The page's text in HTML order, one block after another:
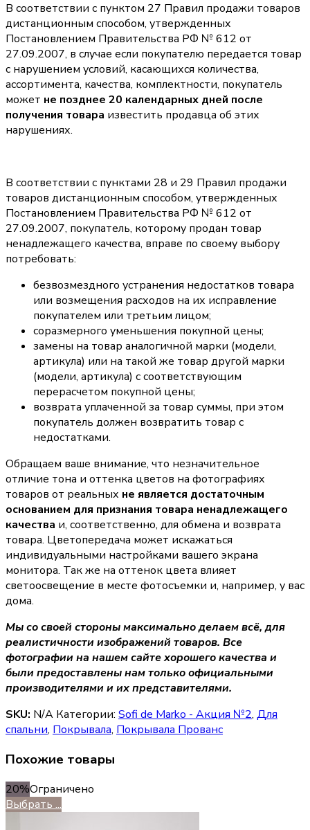
В соответствии с пунктом 27 Правил продажи товаров
дистанционным способом, утвержденных
Постановлением Правительства РФ № 612 от
27.09.2007, в случае если покупателю передается товар
с нарушением условий, касающихся количества,
ассортимента, качества, комплектности, покупатель
может не позднее 20 календарных дней после
получения товара известить продавца об этих
нарушениях.
В соответствии с пунктами 28 и 29 Правил продажи
товаров дистанционным способом, утвержденных
Постановлением Правительства РФ № 612 от
27.09.2007, покупатель, которому продан товар
ненадлежащего качества, вправе по своему выбору
потребовать:
безвозмездного устранения недостатков товара
или возмещения расходов на их исправление
покупателем или третьим лицом;
соразмерного уменьшения покупной цены;
замены на товар аналогичной марки (модели,
артикула) или на такой же товар другой марки
(модели, артикула) с соответствующим
перерасчетом покупной цены;
возврата уплаченной за товар суммы, при этом
покупатель должен возвратить товар с
недостатками.
Обращаем ваше внимание, что незначительное
отличие тона и оттенка цветов на фотографиях
товаров от реальных не является достаточным
основанием для признания товара ненадлежащего
качества и, соответственно, для обмена и возврата
товара. Цветопередача может искажаться
индивидуальными настройками вашего экрана
монитора. Так же на оттенок цвета влияет
светоосвещение в месте фотосъемки и, например, у вас
дома.
Мы со своей стороны максимально делаем всё, для
реалистичности изображений товаров. Все
фотографии на нашем сайте хорошего качества и
были предоставлены нам только официальными
производителями и их представителями.
SKU: N/A Категории: Sofi de Marko - Акция №2, Для
спальни, Покрывала, Покрывала Прованс
Похожие товары
20%Ограничено
Выбрать ...